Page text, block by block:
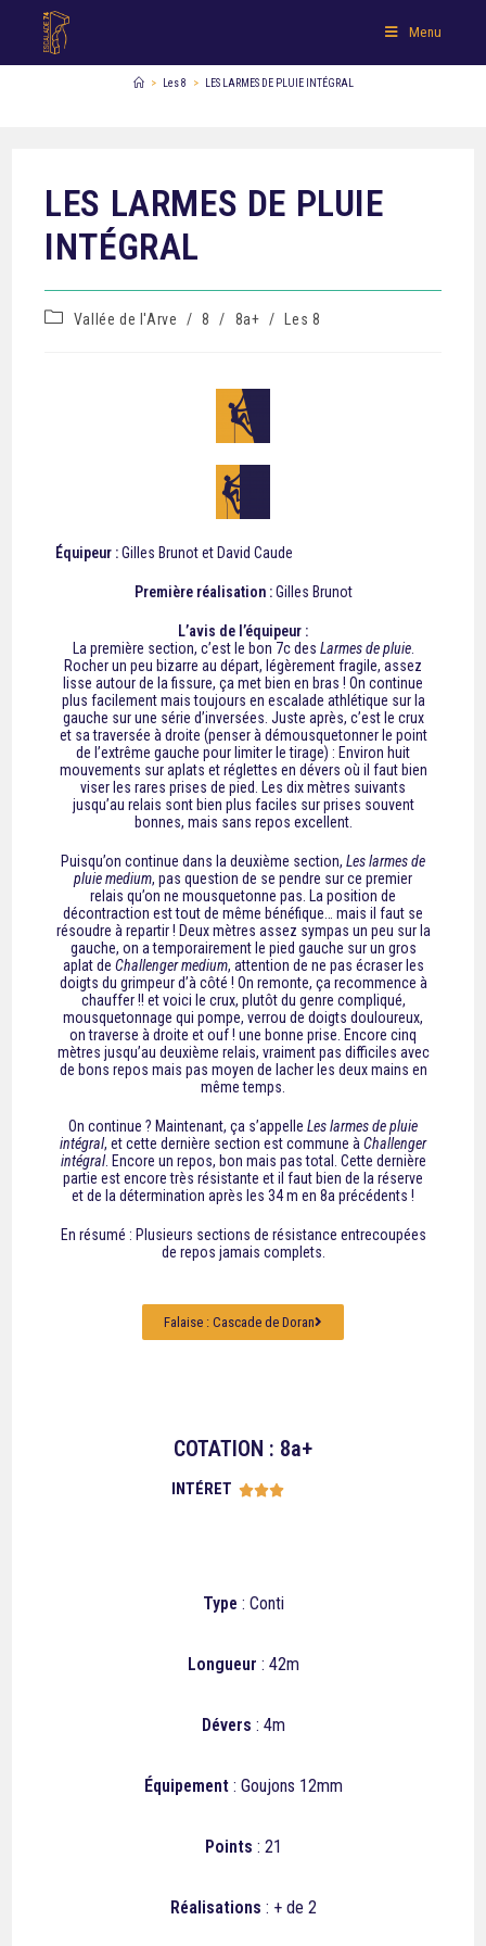
Menu
> Les 8 > LES LARMES DE PLUIE INTÉGRAL
LES LARMES DE PLUIE
INTÉGRAL
Vallée de l'Arve / 8 / 8a+ / Les 8
Équipeur :Gilles Brunot et David Caude
Première réalisation : Gilles Brunot
L’avis de l’équipeur :
La première section, c’est le bon 7c des Larmes de pluie.
Rocher un peu bizarre au départ, légèrement fragile, assez
lisse autour de la fissure, ça met bien en bras ! On continue
plus facilement mais toujours en escalade athlétique sur la
gauche sur une série d’inversées. Juste après, c’est le crux
et sa traversée à droite (penser à démousquetonner le point
de l’extrême gauche pour limiter le tirage) : Environ huit
mouvements sur aplats et réglettes en dévers où il faut bien
viser les rares prises de pied. Les dix mètres suivants
jusqu’au relais sont bien plus faciles sur prises souvent
bonnes, mais sans repos excellent.
Puisqu’on continue dans la deuxième section, Les larmes de
pluie medium, pas question de se pendre sur ce premier
relais qu’on ne mousquetonne pas. La position de
décontraction est tout de même bénéfique… mais il faut se
résoudre à repartir ! Deux mètres assez sympas un peu sur la
gauche, on a temporairement le pied gauche sur un gros
aplat de Challenger medium, attention de ne pas écraser les
doigts du grimpeur d’à côté ! On remonte, ça recommence à
chauffer !! et voici le crux, plutôt du genre compliqué,
mousquetonnage qui pompe, verrou de doigts douloureux,
on traverse à droite et ouf ! une bonne prise. Encore cinq
mètres jusqu’au deuxième relais, vraiment pas difficiles avec
de bons repos mais pas moyen de lacher les deux mains en
même temps.
On continue ? Maintenant, ça s’appelle Les larmes de pluie
intégral, et cette dernière section est commune à Challenger
intégral. Encore un repos, bon mais pas total. Cette dernière
partie est encore très résistante et il faut bien de la réserve
et de la détermination après les 34 m en 8a précédents !
En résumé : Plusieurs sections de résistance entrecoupées
de repos jamais complets.
Falaise : Cascade de Doran
COTATION : 8a+
INTÉRET 
Type : Conti
Longueur : 42m
Dévers : 4m
Équipement: Goujons 12mm
Points : 21
Réalisations : + de 2